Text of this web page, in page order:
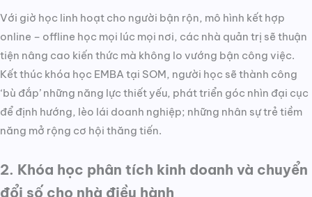
Với giờ học linh hoạt cho người bận rộn, mô hình kết hợp
online – offline học mọi lúc mọi nơi, các nhà quản trị sẽ thuận
tiện nâng cao kiến thức mà không lo vướng bận công việc.
Kết thúc khóa học EMBA tại SOM, người học sẽ thành công
‘bù đắp’ những năng lực thiết yếu, phát triển góc nhìn đại cục
để định hướng, lèo lái doanh nghiệp; những nhân sự trẻ tiềm
năng mở rộng cơ hội thăng tiến.
2. Khóa học phân tích kinh doanh và chuyển
đổi số cho nhà điều hành